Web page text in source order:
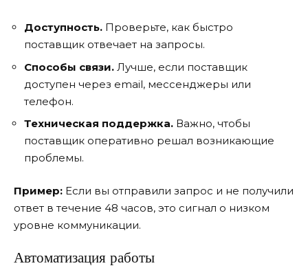
Доступность. Проверьте, как быстро
поставщик отвечает на запросы.
Способы связи. Лучше, если поставщик
доступен через email, мессенджеры или
телефон.
Техническая поддержка. Важно, чтобы
поставщик оперативно решал возникающие
проблемы.
Пример: Если вы отправили запрос и не получили
ответ в течение 48 часов, это сигнал о низком
уровне коммуникации.
Автоматизация работы